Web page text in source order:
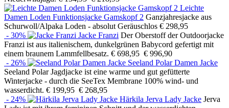
Leichte
Damen Loden Funktionsjacke Gamskopf 2 Ganzjahresjacke aus
Schurwoll/Alpaka Loden - absolut Geräuschlos € 298,95
- 30%
Jacke Franzi Der Oberstoff der Outdoorjacke
Franzi ist aus italienischem, dunkelgrünen Babycord gefertigt mit
einem braunem Lammfellbesatz. € 698,95 € 996,90
- 26%
Seeland Polar Damen Jacke
Seeland Polar Jagdjacke ist eine warme und gut gefütterte
Winterjacke - durch die SeeTex Membrane 100% wind- und
wasserdicht. € 199,95 € 268,95
- 24%
Härkila Jerva Lady Jacke Jerva